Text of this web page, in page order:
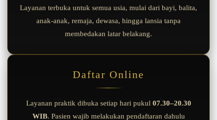
Layanan terbuka untuk semua usia, mulai dari bayi, balita,
anak-anak, remaja, dewasa, hingga lansia tanpa
membedakan latar belakang.
Daftar Online
Layanan praktik dibuka setiap hari pukul 07.30–20.30
WIB. Pasien wajib melakukan pendaftaran dahulu